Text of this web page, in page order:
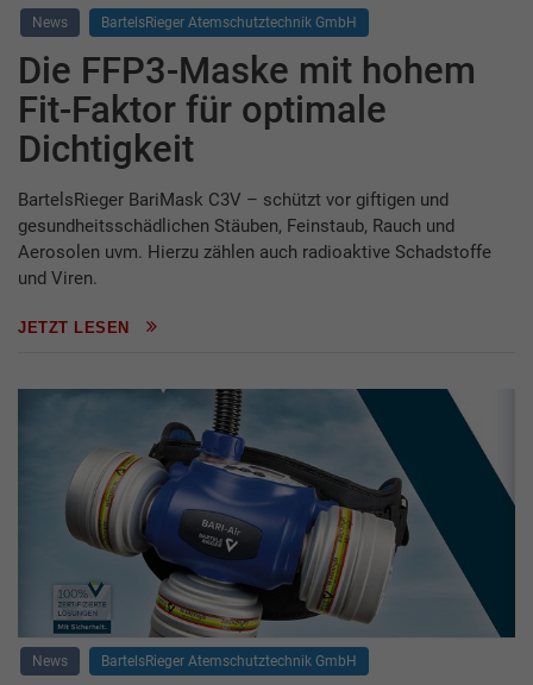
News BartelsRieger Atemschutztechnik GmbH
Die FFP3-Maske mit hohem
Fit-Faktor für optimale
Dichtigkeit
BartelsRieger BariMask C3V – schützt vor giftigen und
gesundheitsschädlichen Stäuben, Feinstaub, Rauch und
Aerosolen uvm. Hierzu zählen auch radioaktive Schadstoffe
und Viren.
JETZT LESEN
News BartelsRieger Atemschutztechnik GmbH